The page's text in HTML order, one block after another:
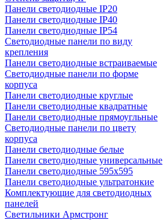
Панели светодиодные IP20
Панели светодиодные IP40
Панели светодиодные IP54
Светодиодные панели по виду
крепления
Панели светодиодные встраиваемые
Светодиодные панели по форме
корпуса
Панели светодиодные круглые
Панели светодиодные квадратные
Панели светодиодные прямоугльные
Светодиодные панели по цвету
корпуса
Панели светодиодные белые
Панели светодиодные универсальные
Панели светодиодные 595х595
Панели светодиодные ультратонкие
Комплектующие для светодиодных
панелей
Светильники Армстронг